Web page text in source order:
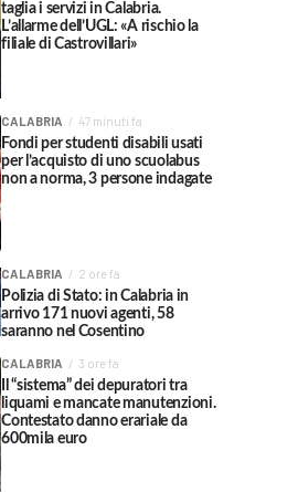
taglia i servizi in Calabria.
L’allarme dell’UGL: «A rischio la
filiale di Castrovillari»
CALABRIA 47 minuti fa
Fondi per studenti disabili usati
per l’acquisto di uno scuolabus
non a norma, 3 persone indagate
CALABRIA 2 ore fa
Polizia di Stato: in Calabria in
arrivo 171 nuovi agenti, 58
saranno nel Cosentino
CALABRIA 3 ore fa
Il “sistema” dei depuratori tra
liquami e mancate manutenzioni.
Contestato danno erariale da
600mila euro